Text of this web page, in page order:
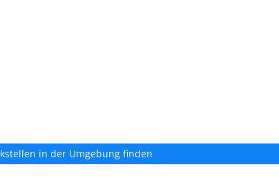
in der Umgebung finden